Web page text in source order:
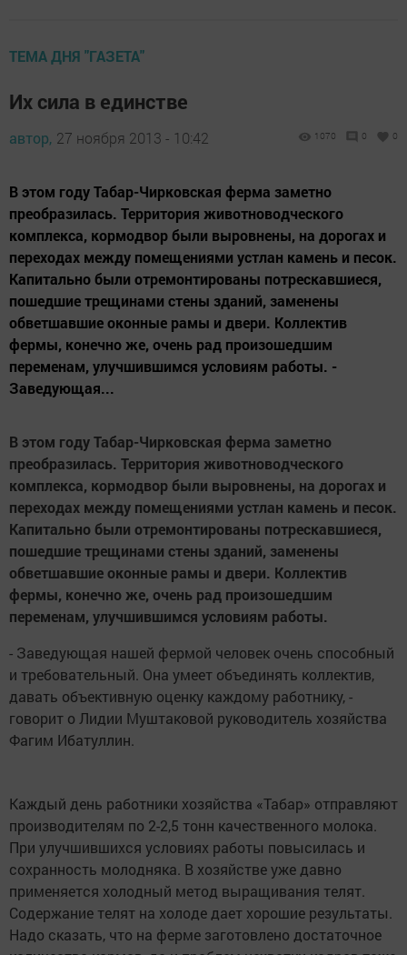
ТЕМА ДНЯ "ГАЗЕТА"
Их сила в единстве
автор, 27 ноября 2013 - 10:42 1070 0 0
В этом году Табар-Чирковская ферма заметно
преобразилась. Территория животноводческого
комплекса, кормодвор были выровнены, на дорогах и
переходах между помещениями устлан камень и песок.
Капитально были отремонтированы потрескавшиеся,
пошедшие трещинами стены зданий, заменены
обветшавшие оконные рамы и двери. Коллектив
фермы, конечно же, очень рад произошедшим
переменам, улучшившимся условиям работы. -
Заведующая...
В этом году Табар-Чирковская ферма заметно
преобразилась. Территория животноводческого
комплекса, кормодвор были выровнены, на дорогах и
переходах между помещениями устлан камень и песок.
Капитально были отремонтированы потрескавшиеся,
пошедшие трещинами стены зданий, заменены
обветшавшие оконные рамы и двери. Коллектив
фермы, конечно же, очень рад произошедшим
переменам, улучшившимся условиям работы.
- Заведующая нашей фермой человек очень способный
и требовательный. Она умеет объединять коллектив,
давать объективную оценку каждому работнику, -
говорит о Лидии Муштаковой руководитель хозяйства
Фагим Ибатуллин.
Каждый день работники хозяйства «Табар» отправляют
производителям по 2-2,5 тонн качественного молока.
При улучшившихся условиях работы повысилась и
сохранность молодняка. В хозяйстве уже давно
применяется холодный метод выращивания телят.
Содержание телят на холоде дает хорошие результаты.
Надо сказать, что на ферме заготовлено достаточное